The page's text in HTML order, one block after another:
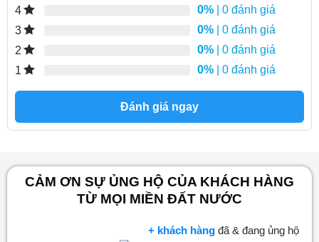
4
0% | 0 đánh giá
3
0% | 0 đánh giá
2
0% | 0 đánh giá
1
0% | 0 đánh giá
Đánh giá ngay
CẢM ƠN SỰ ỦNG HỘ CỦA KHÁCH HÀNG
TỪ MỌI MIỀN ĐẤT NƯỚC
+ khách hàng đã & đang ủng hộ